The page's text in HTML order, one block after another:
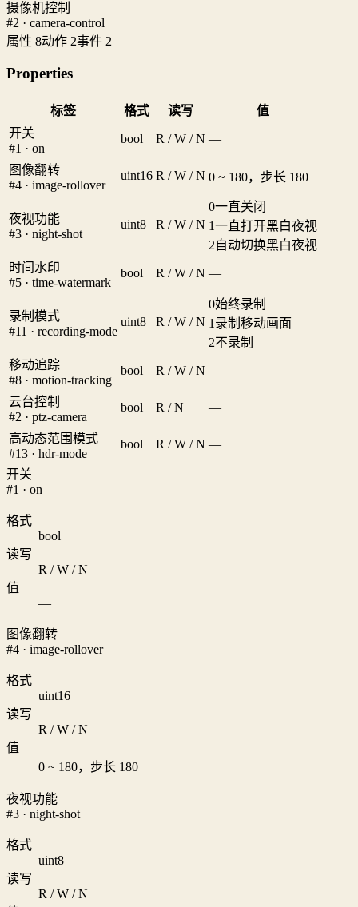
摄像机控制
#2 · camera-control
属性 8动作 2事件 2
Properties
标签 格式 读写
值
开关
#1 · on
bool R / W / N —
图像翻转
#4 · image-rollover
uint16 R / W / N 0 ~ 180，步长 180
夜视功能
#3 · night-shot
uint8 R / W / N
0一直关闭
1一直打开黑白夜视
2自动切换黑白夜视
时间水印
#5 · time-watermark
bool R / W / N —
录制模式
#11 · recording-mode
uint8 R / W / N
0始终录制
1 录制移动画面
2不录制
移动追踪
#8 · motion-tracking
bool R / W / N —
云台控制
#2 · ptz-camera
bool R / N —
高动态范围模式
#13 · hdr-mode
bool R / W / N —
开关
#1 · on
格式
bool
读写
R / W / N
值
—
图像翻转
#4 · image-rollover
格式
uint16
读写
R / W / N
值
0 ~ 180，步长 180
夜视功能
#3 · night-shot
格式
uint8
读写
R / W / N